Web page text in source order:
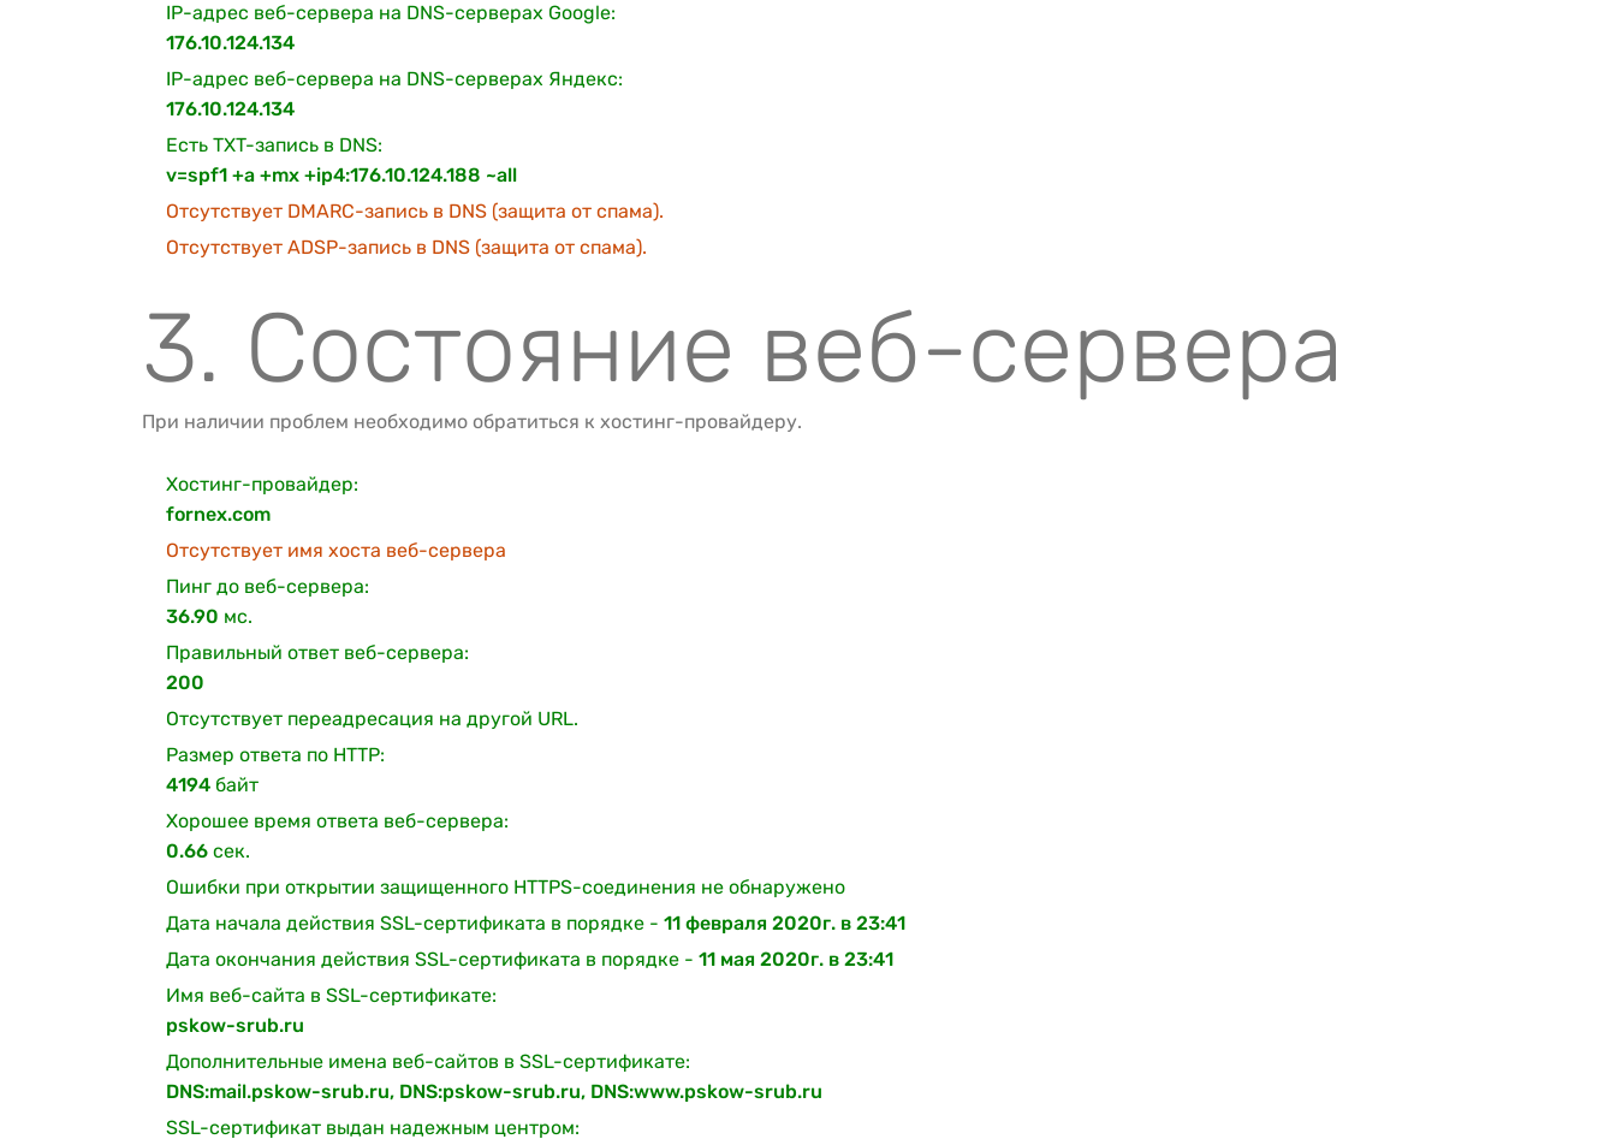
IP-адрес веб-сервера на DNS-серверах Google:
176.10.124.134
IP-адрес веб-сервера на DNS-серверах Яндекс:
176.10.124.134
Есть TXT-запись в DNS:
v=spf1 +a +mx +ip4:176.10.124.188 ~all
Отсутствует DMARC-запись в DNS (защита от спама).
Отсутствует ADSP-запись в DNS (защита от спама).
3. Состояние веб-сервера
При наличии проблем необходимо обратиться к хостинг-провайдеру.
Хостинг-провайдер:
fornex.com
Отсутствует имя хоста веб-сервера
Пинг до веб-сервера:
36.90 мс.
Правильный ответ веб-сервера:
200
Отсутствует переадресация на другой URL.
Размер ответа по HTTP:
4194 байт
Хорошее время ответа веб-сервера:
0.66 сек.
Ошибки при открытии защищенного HTTPS-соединения не обнаружено
Дата начала действия SSL-сертификата в порядке - 11 февраля 2020г. в 23:41
Дата окончания действия SSL-сертификата в порядке - 11 мая 2020г. в 23:41
Имя веб-сайта в SSL-сертификате:
pskow-srub.ru
Дополнительные имена веб-сайтов в SSL-сертификате:
DNS:mail.pskow-srub.ru, DNS:pskow-srub.ru, DNS:www.pskow-srub.ru
SSL-сертификат выдан надежным центром: